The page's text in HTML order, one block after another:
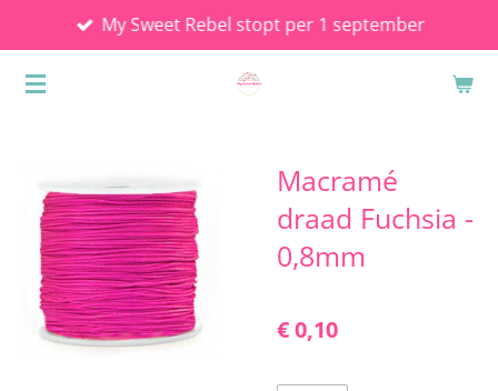
direct
naar
My Sweet Rebel stopt per 1 september
Macramé
draad Fuchsia -
0,8mm
€ 0,10